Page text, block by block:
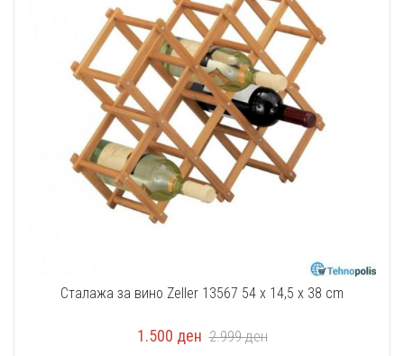
Сталажа за вино Zeller 13567 54 x 14,5 x 38 cm
1.500 ден 2.999ден